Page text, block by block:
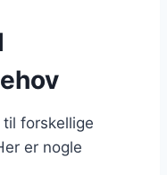
forskellige
er nogle